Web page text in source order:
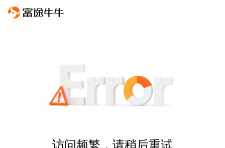
访问频繁，请稍后重试